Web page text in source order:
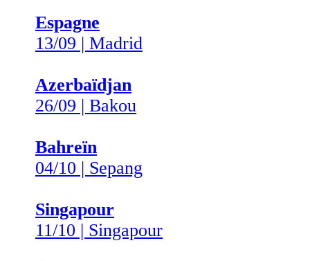
Espagne
13/09 | Madrid
Azerbaïdjan
26/09 | Bakou
Bahreïn
04/10 | Sepang
Singapour
11/10 | Singapour